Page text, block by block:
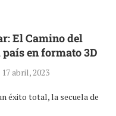
El Camino del
en formato 3D
17 abril, 2023
éxito total, la secuela de